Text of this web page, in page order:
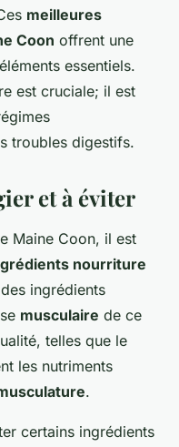
meilleures
Coon offrent une
essentiels.
est cruciale; il est
troubles digestifs.
et à éviter
Maine Coon, il est
nourriture
ingrédients
musculaire de ce
telles que le
les nutriments
.
certains ingrédients